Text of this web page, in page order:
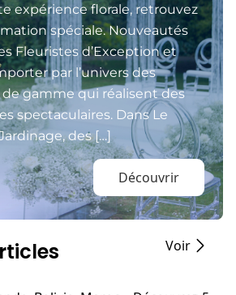
expérience florale, retrouvez
spéciale. Nouveautés
Fleuristes d’Exception et
par l’univers des
gamme qui réalisent des
spectaculaires. Dans Le
des […]
Découvrir
Voir